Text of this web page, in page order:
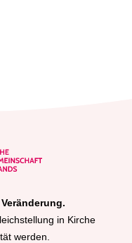
in Kirche
werden.